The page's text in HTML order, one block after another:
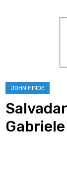
JOHN HINDE
Gabriele